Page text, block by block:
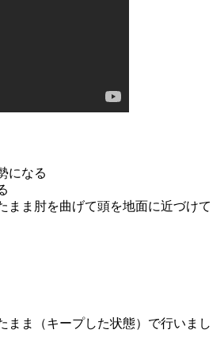
になる
まま肘を曲げて頭を地面に近づけて
まま（キープした状態）で行いまし